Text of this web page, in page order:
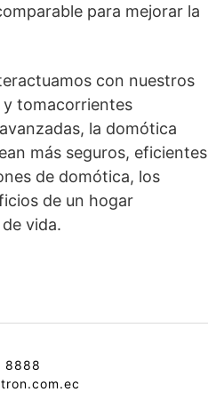
para mejorar la
con nuestros
y tomacorrientes
la domótica
más seguros, eficientes
de domótica, los
de un hogar
vida.
8888